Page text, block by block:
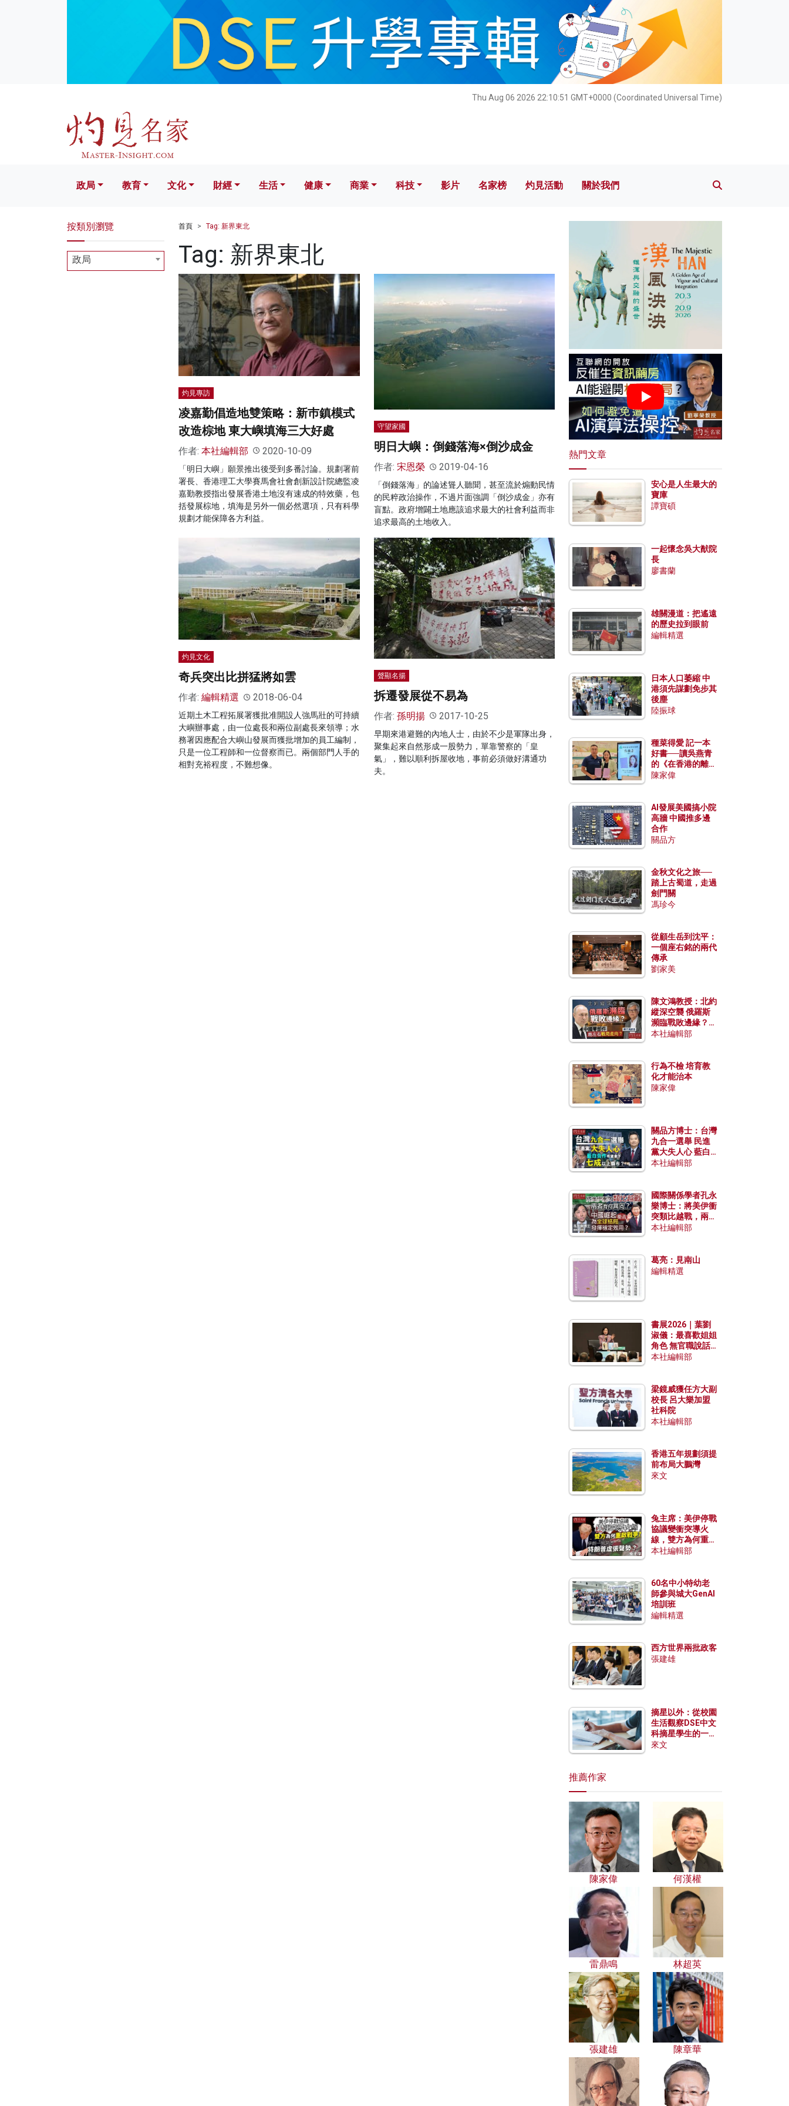
Thu Aug 06 2026 22:10:52 GMT+0000 (Coordinated Universal Time)
文化 財經 生活 健康 科技 影片 名家榜 灼見活動 關於我們
政局 教育 文化 財經 生活 健康 商業 科技 影片 名家榜 灼見活動 關於我們
首頁 Tag: 新界東北
Tag: 新界東北
灼見專訪
凌嘉勤倡造地雙策略：新巿鎮模式
改造棕地 東大嶼填海三大好處
作者: 本社編輯部 2020-10-09
「明日大嶼」願景推出後受到多番討論。規劃署前
署長、香港理工大學賽馬會社會創新設計院總監凌
嘉勤教授指出發展香港土地沒有速成的特效藥，包
括發展棕地，填海是另外一個必然選項，只有科學
規劃才能保障各方利益。
守望家國
明日大嶼：倒錢落海×倒沙成金
作者: 宋恩榮 2019-04-16
「倒錢落海」的論述聳人聽聞，甚至流於煽動民情
的民粹政治操作，不過片面強調「倒沙成金」亦有
盲點。政府增闢土地應該追求最大的社會利益而非
追求最高的土地收入。
灼見文化
奇兵突出比拼猛將如雲
作者: 編輯精選 2018-06-04
近期土木工程拓展署獲批准開設人強馬壯的可持續
大嶼辦事處，由一位處長和兩位副處長來領導；水
務署因應配合大嶼山發展而獲批增加的員工編制，
只是一位工程師和一位督察而已。兩個部門人手的
相對充裕程度，不難想像。
聲顯名揚
拆遷發展從不易為
作者: 孫明揚 2017-10-25
早期來港避難的內地人士，由於不少是軍隊出身，
聚集起來自然形成一股勢力，單靠警察的「皇
氣」，難以順利拆屋收地，事前必須做好溝通功
夫。
按類別瀏覽
政局
熱門文章
安心是人生最大的
寶庫
譚寶碩
一起懷念吳大猷院
長
廖書蘭
雄關漫道：把遙遠
的歷史拉到眼前
編輯精選
日本人口萎縮 中
港須先謀劃免步其
後塵
陸振球
種菜得愛 記一本
好書──讀吳燕青
的《在香港的離島
種菜》
陳家偉
AI發展美國搞小院
高牆 中國推多邊
合作
關品方
金秋文化之旅──
踏上古蜀道，走過
劍門關
馮珍今
從顧生岳到沈平：
一個座右銘的兩代
傳承
劉家美
陳文鴻教授：北約
縱深空襲 俄羅斯
瀕臨戰敗邊緣？中
國零部件能左右戰
本社編輯部
行為不檢 培育教
化才能治本
陳家偉
關品方博士：台灣
九合一選舉 民進
黨大失人心 藍白
合作有望拿下七成
本社編輯部
國際關係學者孔永
樂博士：將美伊衝
突類比越戰，兩者
有何異同？中國崛
本社編輯部
葛亮：見南山
編輯精選
書展2026｜葉劉
淑儀：最喜歡姐姐
角色 無官職說話
包袱少
本社編輯部
梁鏡威獲任方大副
校長 呂大樂加盟
社科院
本社編輯部
香港五年規劃須提
前布局大鵬灣
來文
兔主席：美伊停戰
協議變衝突導火
線，雙方為何重啟
戰爭？伊朗一早洞
本社編輯部
60名中小特幼老
師參與城大GenAI
培訓班
編輯精選
西方世界兩批政客
張建雄
摘星以外：從校園
生活觀察DSE中文
科摘星學生的一點
特質
來文
推薦作家
陳家偉 何漢權
雷鼎鳴 林超英
張建雄 陳章華